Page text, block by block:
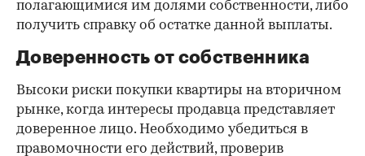
полагающимися им долями собственности, либо
получить справку об остатке данной выплаты.
Доверенность от собственника
Высоки риски покупки квартиры на вторичном
рынке, когда интересы продавца представляет
доверенное лицо. Необходимо убедиться в
правомочности его действий, проверив